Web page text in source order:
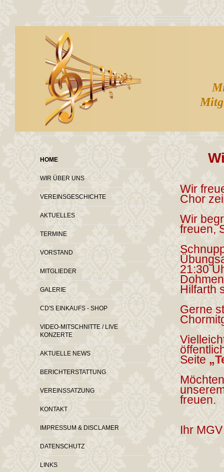
HOME
WIR ÜBER UNS
VEREINSGESCHICHTE
AKTUELLES
TERMINE
VORSTAND
MITGLIEDER
GALERIE
CD'S EINKAUFS - SHOP
VIDEO-MITSCHNITTE / LIVE
KONZERTE
AKTUELLE NEWS
BERICHTERSTATTUNG
VEREINSSATZUNG
KONTAKT
IMPRESSUM & DISCLAMER
DATENSCHUTZ
LINKS
Wir
Chor
Wir
freuen,
21:30
Hilfarth
Gerne
Seite „
freuen.
Ihr